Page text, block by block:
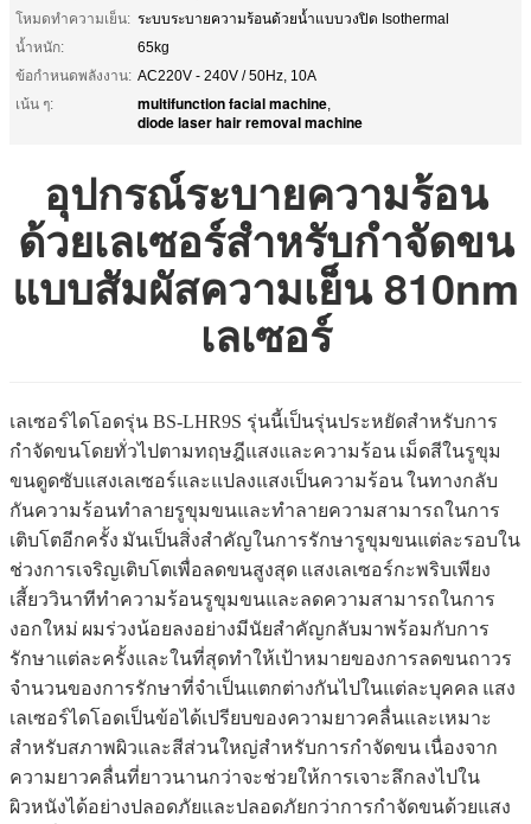
โหมดทำความเย็น: ระบบระบายความร้อนด้วยน้ำแบบวงปิด Isothermal
น้ำหนัก:
65kg
ข้อกำหนดพลังงาน: AC220V - 240V / 50Hz, 10A
เน้น ๆ:
multifunction facial machine,
diode laser hair removal machine
อุปกรณ์ระบายความร้อน
ด้วยเลเซอร์สำหรับกำจัดขน
แบบสัมผัสความเย็น 810nm
เลเซอร์
เลเซอร์ไดโอดรุ่น BS-LHR9S รุ่นนี้เป็นรุ่นประหยัดสำหรับการ
กำจัดขนโดยทั่วไปตามทฤษฎีแสงและความร้อน เม็ดสีในรูขุม
ขนดูดซับแสงเลเซอร์และแปลงแสงเป็นความร้อนในทางกลับ
กันความร้อนทำลายรูขุมขนและทำลายความสามารถในการ
เติบโตอีกครั้ง มันเป็นสิ่งสำคัญในการรักษารูขุมขนแต่ละรอบใน
ช่วงการเจริญเติบโตเพื่อลดขนสูงสุด แสงเลเซอร์กะพริบเพียง
เสี้ยววินาทีทำความร้อนรูขุมขนและลดความสามารถในการ
งอกใหม่ ผมร่วงน้อยลงอย่างมีนัยสำคัญกลับมาพร้อมกับการ
รักษาแต่ละครั้งและในที่สุดทำให้เป้าหมายของการลดขนถาวร
จำนวนของการรักษาที่จำเป็นแตกต่างกันไปในแต่ละบุคคล แสง
เลเซอร์ไดโอดเป็นข้อได้เปรียบของความยาวคลื่นและเหมาะ
สำหรับสภาพผิวและสีส่วนใหญ่สำหรับการกำจัดขน เนื่องจาก
ความยาวคลื่นที่ยาวนานกว่าจะช่วยให้การเจาะลึกลงไปใน
ผิวหนังได้อย่างปลอดภัยและปลอดภัยกว่าการกำจัดขนด้วยแสง